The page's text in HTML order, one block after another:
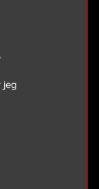
jeg